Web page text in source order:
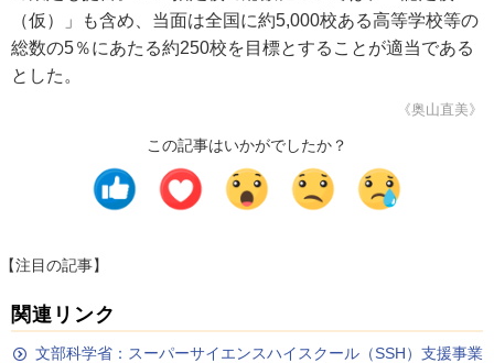
（仮）」も含め、当面は全国に約5,000校ある高等学校等の
総数の5％にあたる約250校を目標とすることが適当である
とした。
《奥山直美》
この記事はいかがでしたか？
【注目の記事】
関連リンク
文部科学省：スーパーサイエンスハイスクール（SSH）支援事業